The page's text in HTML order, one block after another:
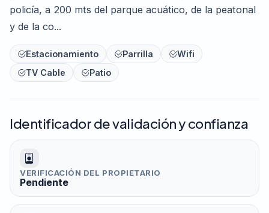
policía, a 200 mts del parque acuático, de la peatonal
y de la co...
Estacionamiento Parrilla
Wifi
TV Cable
Patio
Identificador de validación y confianza
VERIFICACIÓN DEL PROPIETARIO
Pendiente